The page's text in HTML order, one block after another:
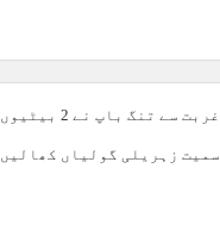
غربت سے تنگ باپ نے 2 بیٹیوں
سمیت زہریلی گولیاں کھالیں